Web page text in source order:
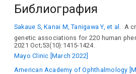
Библиография
Sakaue S, Kanai M, Tanigawa Y, et al. A
genetic associations for 220 human
2021 Oct;53(10):1415-1424.
Mayo Clinic [March 2022]
American Academy of Ophthalmology